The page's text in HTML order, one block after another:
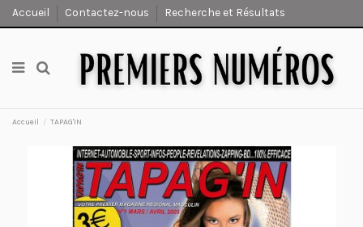
Accueil Contactez-nous Recherche et Résultats
Accueil TAPAG'IN